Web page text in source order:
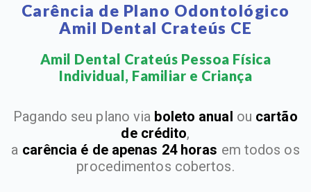
Carência de Plano Odontológico
Amil Dental Crateús CE
Amil Dental Crateús Pessoa Física
Individual, Familiar e Criança​
Pagando seu plano via boleto anual ou cartão
de crédito,
a carência é de apenas 24 horas em todos os
procedimentos cobertos.